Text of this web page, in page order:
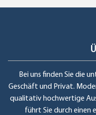
Bei uns finden Sie die
Geschäft und Privat.
qualitativ hochwertige
führt Sie durch einen